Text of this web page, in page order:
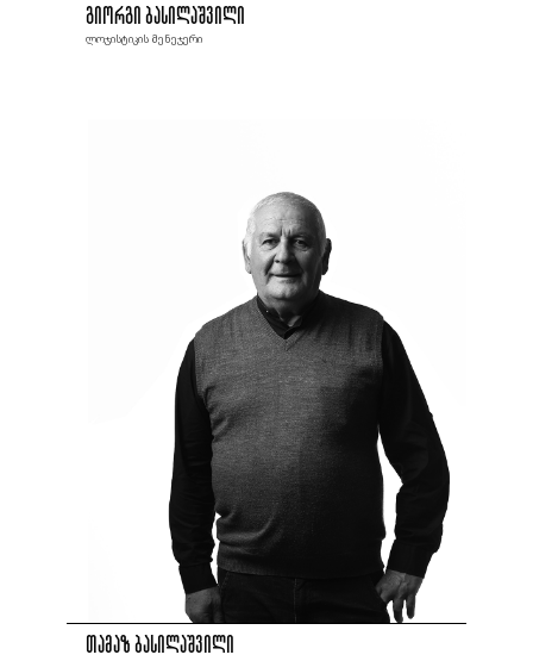
გიორგი ბასილაშვილი
ლოჯისტიკის მენეჯერი
თამაზ ბასილაშვილი